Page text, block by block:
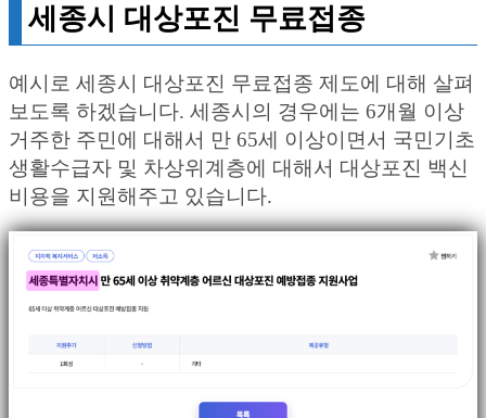
세종시 대상포진 무료접종
예시로 세종시 대상포진 무료접종 제도에 대해 살펴
보도록 하겠습니다. 세종시의 경우에는 6개월 이상
거주한 주민에 대해서 만 65세 이상이면서 국민기초
생활수급자 및 차상위계층에 대해서 대상포진 백신
비용을 지원해주고 있습니다.